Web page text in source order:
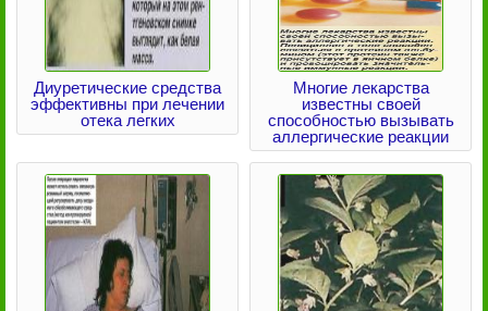
Диуретические средства
эффективны при лечении
отека легких
Многие лекарства
известны своей
способностью вызывать
аллергические реакции